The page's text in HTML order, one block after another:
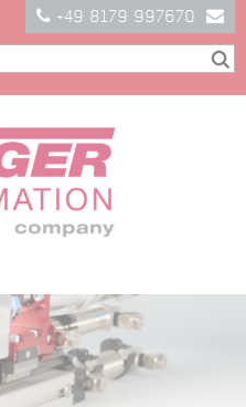
+49 8179 997670